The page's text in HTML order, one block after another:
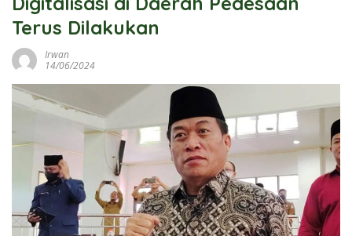
Terus Dilakukan
Irwan
14/06/2024